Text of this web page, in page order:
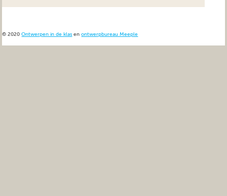
© 2020Ontwerpen in de klas enontwerpbureau Meeple